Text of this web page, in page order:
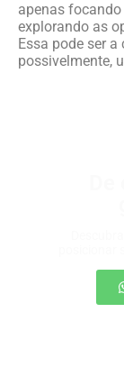
apenas
explorando as
Essa pode ser
possivelmente,